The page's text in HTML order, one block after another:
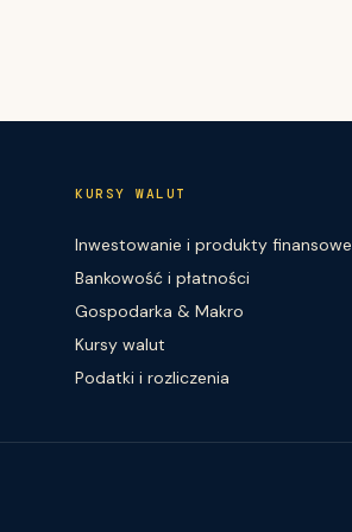
KURSY WALUT
Inwestowanie i produkty finansowe
Bankowość i płatności
Gospodarka & Makro
Kursy walut
Podatki i rozliczenia